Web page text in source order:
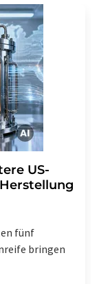
US-
fünf
bringen